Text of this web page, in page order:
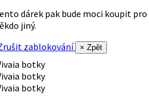
dárek pak bude moci koupit pro
jiný.
zablokování
× Zpět